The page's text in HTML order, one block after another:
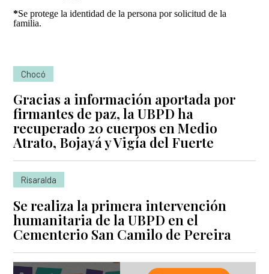
*Se protege la identidad de la persona por solicitud de la
familia.
Chocó
Gracias a información aportada por
firmantes de paz, la UBPD ha
recuperado 20 cuerpos en Medio
Atrato, Bojayá y Vigía del Fuerte
Risaralda
Se realiza la primera intervención
humanitaria de la UBPD en el
Cementerio San Camilo de Pereira